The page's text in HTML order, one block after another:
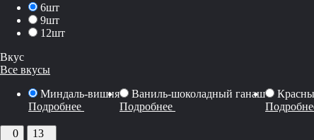
6шт
9шт
12шт
Вкус
Все вкусы
Миндаль-вишня
Подробнее
Ваниль-шоколадный ганаш
Подробнее
0 13